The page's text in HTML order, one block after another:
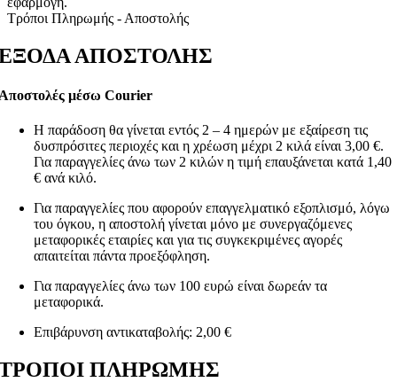
Τρόποι Πληρωμής - Αποστολής
ΑΠΟΣΤΟΛΗΣ
μέσω Courier
Η παράδοση θα γίνεται εντός 2 – 4 ημερών με εξαίρεση τις
δυσπρόσιτες περιοχές και η χρέωση μέχρι 2 κιλά είναι 3,00 €.
Για παραγγελίες άνω των 2 κιλών η τιμή επαυξάνεται κατά 1,40
€ ανά κιλό.
Για παραγγελίες που αφορούν επαγγελματικό εξοπλισμό, λόγω
του όγκου, η αποστολή γίνεται μόνο με συνεργαζόμενες
μεταφορικές εταιρίες και για τις συγκεκριμένες αγορές
απαιτείται πάντα προεξόφληση.
Για παραγγελίες άνω των 100 ευρώ είναι δωρεάν τα
μεταφορικά.
Επιβάρυνση αντικαταβολής: 2,00 €
ΠΛΗΡΩΜΗΣ